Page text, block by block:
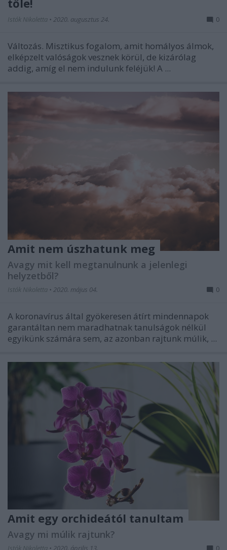
tőle!
Istók Nikoletta • 2020. augusztus 24. 0
Változás. Misztikus fogalom, amit homályos álmok,
elképzelt valóságok vesznek körül, de kizárólag
addig, amíg el nem indulunk feléjük! A ...
Amit nem úszhatunk meg
Avagy mit kell megtanulnunk a jelenlegi
helyzetből?
Istók Nikoletta • 2020. május 04. 0
A koronavírus által gyökeresen átírt mindennapok
garantáltan nem maradhatnak tanulságok nélkül
egyikünk számára sem, az azonban rajtunk múlik, ...
Amit egy orchideától tanultam
Avagy mi múlik rajtunk?
Istók Nikoletta • 2020. április 13. 0